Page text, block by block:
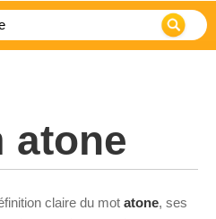
atone
claire du mot atone, ses